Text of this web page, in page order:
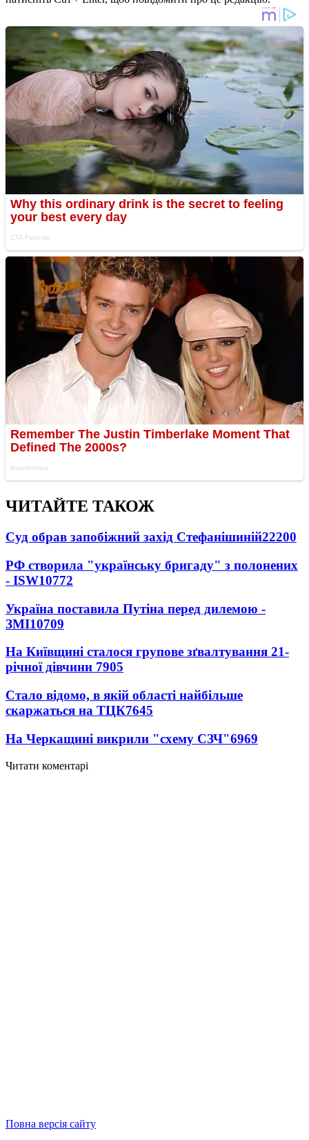
ЧИТАЙТЕ ТАКОЖ
Суд обрав запобіжний захід Стефанішиній22200
РФ створила "українську бригаду" з полонених
- ISW10772
Україна поставила Путіна перед дилемою -
ЗМІ10709
На Київщині сталося групове зґвалтування 21-
річної дівчини 7905
Стало відомо, в якій області найбільше
скаржаться на ТЦК7645
На Черкащині викрили "схему СЗЧ"6969
Читати коментарі
Повна версія сайту